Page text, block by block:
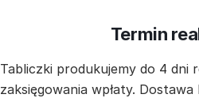
Termin
Tabliczki produkujemy do 4 dni
zaksięgowania wpłaty.